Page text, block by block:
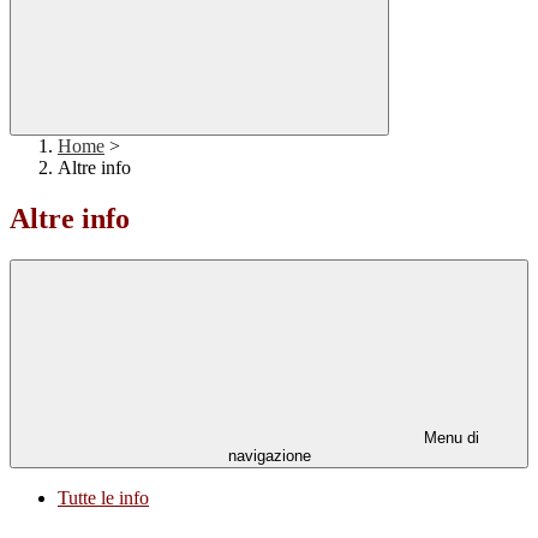
Home >
Altre info
Altre info
Menu di
navigazione
Tutte le info